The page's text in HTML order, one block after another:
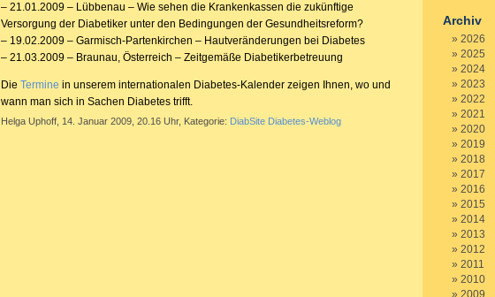
– 21.01.2009 – Lübbenau – Wie sehen die Krankenkassen die zukünftige
Versorgung der Diabetiker unter den Bedingungen der Gesundheitsreform?
– 19.02.2009 – Garmisch-Partenkirchen – Hautveränderungen bei Diabetes
– 21.03.2009 – Braunau, Österreich – Zeitgemäße Diabetikerbetreuung
Die Termine in unserem internationalen Diabetes-Kalender zeigen Ihnen, wo und
wann man sich in Sachen Diabetes trifft.
Helga Uphoff, 14. Januar 2009, 20.16 Uhr, Kategorie: DiabSite Diabetes-Weblog
Archiv
2026
2025
2024
2023
2022
2021
2020
2019
2018
2017
2016
2015
2014
2013
2012
2011
2010
2009